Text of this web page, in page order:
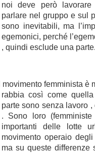
noi deve però
parlare nel gruppo e sul
sono inevitabili, ma
egemonici, perché
, quindi esclude una parte.
Il movimento femminista
rabbia così come
parte sono senza lavoro
. Sono loro
importanti delle lotte
movimento operaio
ma su queste differenze